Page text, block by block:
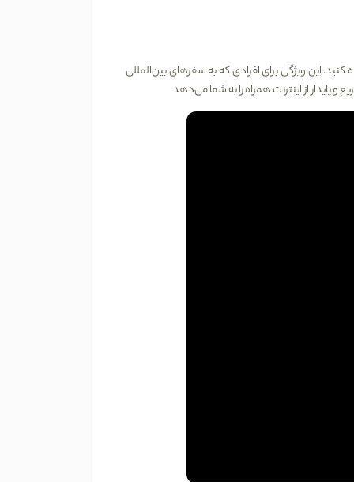
این ویژگی برای افرادی که به سفرهای بین‌المللی
و پایدار از اینترنت همراه را به شما می‌دهد